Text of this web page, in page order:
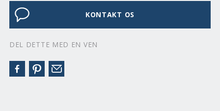
KONTAKT OS
DEL DETTE MED EN VEN